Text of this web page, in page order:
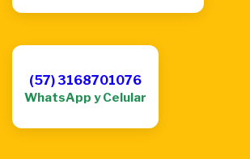
(57) 3168701076
WhatsApp y Celular